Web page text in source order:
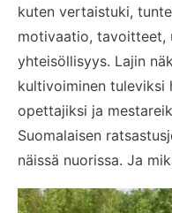
kuten vertaistuki,
motivaatio, tavoitteet,
yhteisöllisyys. Lajin
kultivoiminen tuleviksi
opettajiksi ja
Suomalaisen
näissä nuorissa. Ja